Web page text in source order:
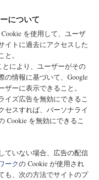
について
を使用して、ユーザ
イトに過去にアクセスした
。
とにより、ユーザーがその
の情報に基づいて、Google
ーに表示できること。
イズ広告を無効にできるこ
セスすれば、パーソナライ
Cookie を無効にできるこ
ていない場合、広告の配信
ークの Cookie が使用され
も、次の方法でサイトのプ